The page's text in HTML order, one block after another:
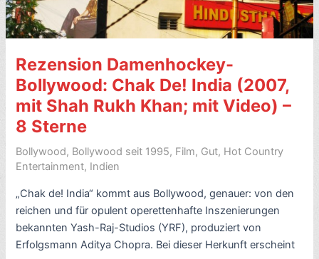
Moviemaking,
von
Alter
(2007)
8
Sterne
Rezension Damenhockey-
Bollywood: Chak De! India (2007,
mit Shah Rukh Khan; mit Video) –
8 Sterne
Bollywood, Bollywood seit 1995, Film, Gut, Hot Country
Entertainment, Indien
„Chak de! India“ kommt aus Bollywood, genauer: von den
reichen und für opulent operettenhafte Inszenierungen
bekannten Yash-Raj-Studios (YRF), produziert von
Erfolgsmann Aditya Chopra. Bei dieser Herkunft erscheint